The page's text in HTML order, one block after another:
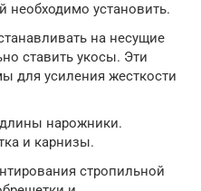
необходимо установить.
на несущие
ставить укосы. Эти
для усиления жесткости
нарожники.
и карнизы.
стропильной